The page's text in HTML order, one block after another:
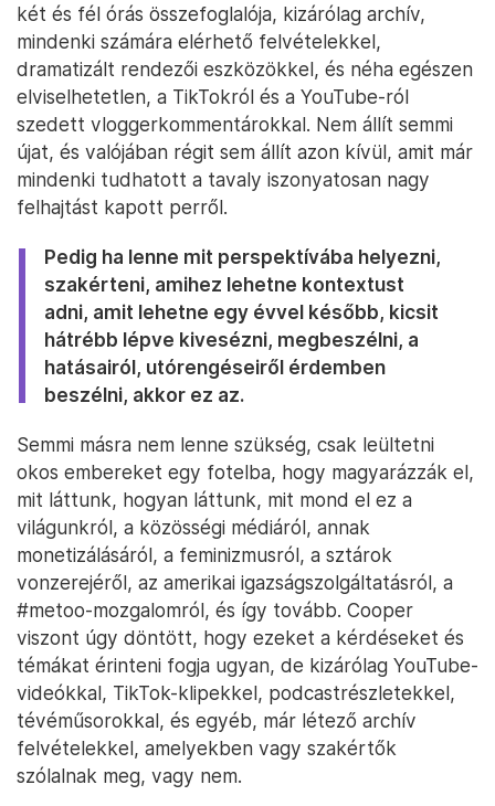
két és fél órás összefoglalója, kizárólag archív,
mindenki számára elérhető felvételekkel,
dramatizált rendezői eszközökkel, és néha egészen
elviselhetetlen, a TikTokról és a YouTube-ról
szedett vloggerkommentárokkal. Nem állít semmi
újat, és valójában régit sem állít azon kívül, amit már
mindenki tudhatott a tavaly iszonyatosan nagy
felhajtást kapott perről.
Pedig ha lenne mit perspektívába helyezni,
szakérteni, amihez lehetne kontextust
adni, amit lehetne egy évvel később, kicsit
hátrébb lépve kivesézni, megbeszélni, a
hatásairól, utórengéseiről érdemben
beszélni, akkor ez az.
Semmi másra nem lenne szükség, csak leültetni
okos embereket egy fotelba, hogy magyarázzák el,
mit láttunk, hogyan láttunk, mit mond el ez a
világunkról, a közösségi médiáról, annak
monetizálásáról, a feminizmusról, a sztárok
vonzerejéről, az amerikai igazságszolgáltatásról, a
#metoo-mozgalomról, és így tovább. Cooper
viszont úgy döntött, hogy ezeket a kérdéseket és
témákat érinteni fogja ugyan, de kizárólag YouTube-
videókkal, TikTok-klipekkel, podcastrészletekkel,
tévéműsorokkal, és egyéb, már létező archív
felvételekkel, amelyekben vagy szakértők
szólalnak meg, vagy nem.